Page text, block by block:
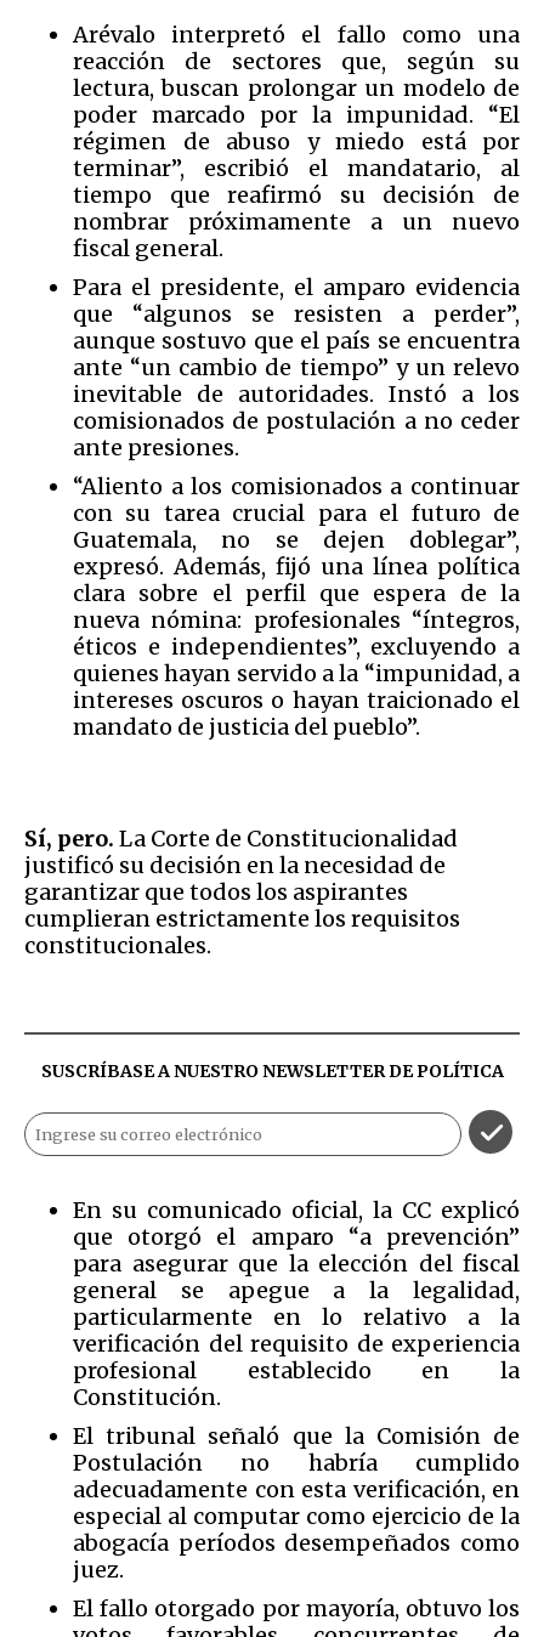
Arévalo interpretó el fallo como una
reacción de sectores que, según su
lectura, buscan prolongar un modelo de
poder marcado por la impunidad. “El
régimen de abuso y miedo está por
terminar”, escribió el mandatario, al
tiempo que reafirmó su decisión de
nombrar próximamente a un nuevo
fiscal general.
Para el presidente, el amparo evidencia
que “algunos se resisten a perder”,
aunque sostuvo que el país se encuentra
ante “un cambio de tiempo” y un relevo
inevitable de autoridades. Instó a los
comisionados de postulación a no ceder
ante presiones.
“Aliento a los comisionados a continuar
con su tarea crucial para el futuro de
Guatemala, no se dejen doblegar”,
expresó. Además, fijó una línea política
clara sobre el perfil que espera de la
nueva nómina: profesionales “íntegros,
éticos e independientes”, excluyendo a
quienes hayan servido a la “impunidad, a
intereses oscuros o hayan traicionado el
mandato de justicia del pueblo”.
Sí, pero. La Corte de Constitucionalidad
justificó su decisión en la necesidad de
garantizar que todos los aspirantes
cumplieran estrictamente los requisitos
constitucionales.
SUSCRÍBASE A NUESTRO NEWSLETTER DEPOLÍTICA
En su comunicado oficial, la CC explicó
que otorgó el amparo “a prevención”
para asegurar que la elección del fiscal
general se apegue a la legalidad,
particularmente en lo relativo a la
verificación del requisito de experiencia
profesional establecido en la
Constitución.
El tribunal señaló que la Comisión de
Postulación no habría cumplido
adecuadamente con esta verificación, en
especial al computar como ejercicio de la
abogacía períodos desempeñados como
juez.
El fallo otorgado por mayoría, obtuvo los